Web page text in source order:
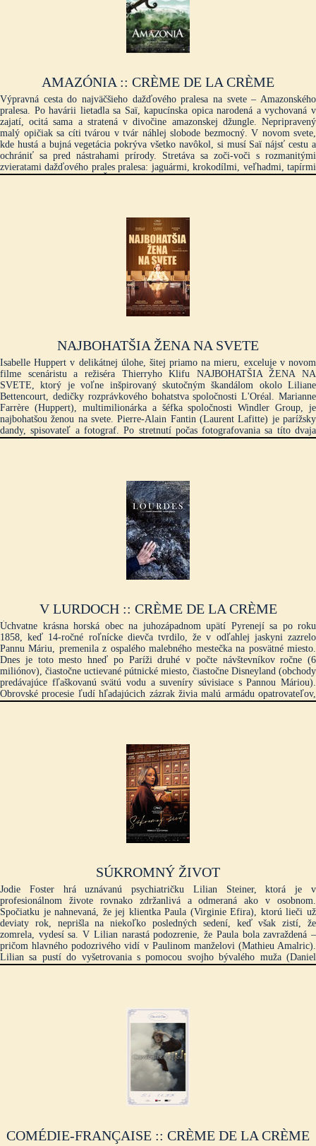
AMAZÓNIA :: CRÈME DE LA CRÈME
Výpravná cesta do najväčšieho dažďového pralesa na svete – Amazonského
pralesa. Po havárii lietadla sa Saï, kapucínska opica narodená a vychovaná v
zajatí, ocitá sama a stratená v divočine amazonskej džungle. Nepripravený
malý opičiak sa cíti tvárou v tvár náhlej slobode bezmocný. V novom svete,
kde hustá a bujná vegetácia pokrýva všetko navôkol, si musí Saï nájsť cestu a
ochrániť sa pred nástrahami prírody. Stretáva sa zoči-voči s rozmanitými
zvieratami dažďového prales pralesa: jaguármi, krokodílmi, veľhadmi, tapírmi
aj obrovskými vydrami. Čoskoro pochopí, že nájsť ďalšie kapucínske opice a
a jeho tím strávili na mieste dva roky, aby zachytili úchvatnú...
NAJBOHATŠIA ŽENA NA SVETE
Isabelle Huppert v delikátnej úlohe, šitej priamo na mieru, exceluje v novom
filme scenáristu a režiséra Thierryho Klifu NAJBOHATŠIA ŽENA NA
SVETE, ktorý je voľne inšpirovaný skutočným škandálom okolo Liliane
Bettencourt, dedičky rozprávkového bohatstva spoločnosti L'Oréal. Marianne
Farrère (Huppert), multimilionárka a šéfka spoločnosti Windler Group, je
najbohatšou ženou na svete. Pierre-Alain Fantin (Laurent Lafitte) je parížsky
dandy, spisovateľ a fotograf. Po stretnutí počas fotografovania sa títo dvaja
stanú nerozlučnými priateľmi. Ich priateľstvo – z ktorého Pierre-Alain veľmi
mladšiemu mužovi a rozbehne súkromné vyšetrovanie, ktoré bude mať pre
V LURDOCH :: CRÈME DE LA CRÈME
Úchvatne krásna horská obec na juhozápadnom upätí Pyrenejí sa po roku
1858, keď 14-ročné roľnícke dievča tvrdilo, že v odľahlej jaskyni zazrelo
Pannu Máriu, premenila z ospalého malebného mestečka na posvätné miesto.
Dnes je toto mesto hneď po Paríži druhé v počte návštevníkov ročne (6
miliónov), čiastočne uctievané pútnické miesto, čiastočne Disneyland (obchody
predávajúce fľaškovanú svätú vodu a suveníry súvisiace s Pannou Máriou).
Obrovské procesie ľudí hľadajúcich zázrak živia malú armádu opatrovateľov,
ktorí ich sprevádzajú. Títo pútnici predstavujú prekvapivý prierez ľudstvom:
SÚKROMNÝ ŽIVOT
Jodie Foster hrá uznávanú psychiatričku Lilian Steiner, ktorá je v
profesionálnom živote rovnako zdržanlivá a odmeraná ako v osobnom.
Spočiatku je nahnevaná, že jej klientka Paula (Virginie Efira), ktorú lieči už
deviaty rok, neprišla na niekoľko posledných sedení, keď však zistí, že
zomrela, vydesí sa. V Lilian narastá podozrenie, že Paula bola zavraždená –
pričom hlavného podozrivého vidí v Paulinom manželovi (Mathieu Amalric).
Lilian sa pustí do vyšetrovania s pomocou svojho bývalého muža (Daniel
Auteuil) a taktiež hypnotizéra, ktorého seansy prinesú Lilian vízie z minulosti,
COMÉDIE-FRANÇAISE :: CRÈME DE LA CRÈME